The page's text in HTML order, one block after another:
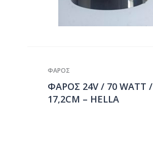
ΦΑΡΟΣ
ΦΑΡΟΣ 24V / 70 WATT /
17,2CM – HELLA